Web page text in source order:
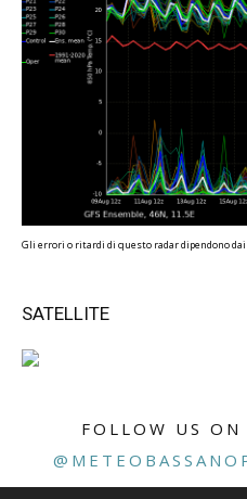
Gli errori o ritardi di questo radar dipendono
SATELLITE
FOLLOW US ON